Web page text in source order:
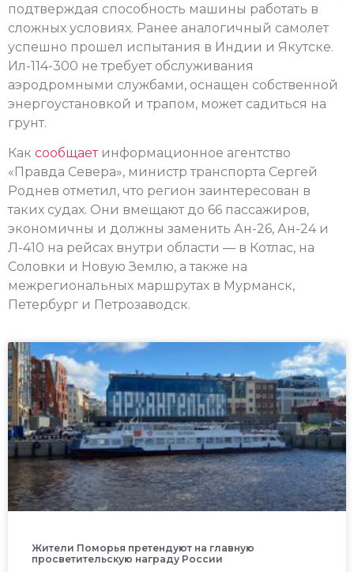
подтверждая способность машины работать в
сложных условиях. Ранее аналогичный самолет
успешно прошел испытания в Индии и Якутске.
Ил-114-300 не требует обслуживания
аэродромными службами, оснащен собственной
энергоустановкой и трапом, может садиться на
грунт.
Как сообщаетинформационное агентство
«Правда Севера», министр транспорта Сергей
Роднев отметил, что регион заинтересован в
таких судах. Они вмещают до 66 пассажиров,
экономичны и должны заменить Ан-26, Ан-24 и
Л-410 на рейсах внутри области — в Котлас, на
Соловки и Новую Землю, а также на
межрегиональных маршрутах в Мурманск,
Петербург и Петрозаводск.
Жители Поморья претендуют на главную
просветительскую награду России